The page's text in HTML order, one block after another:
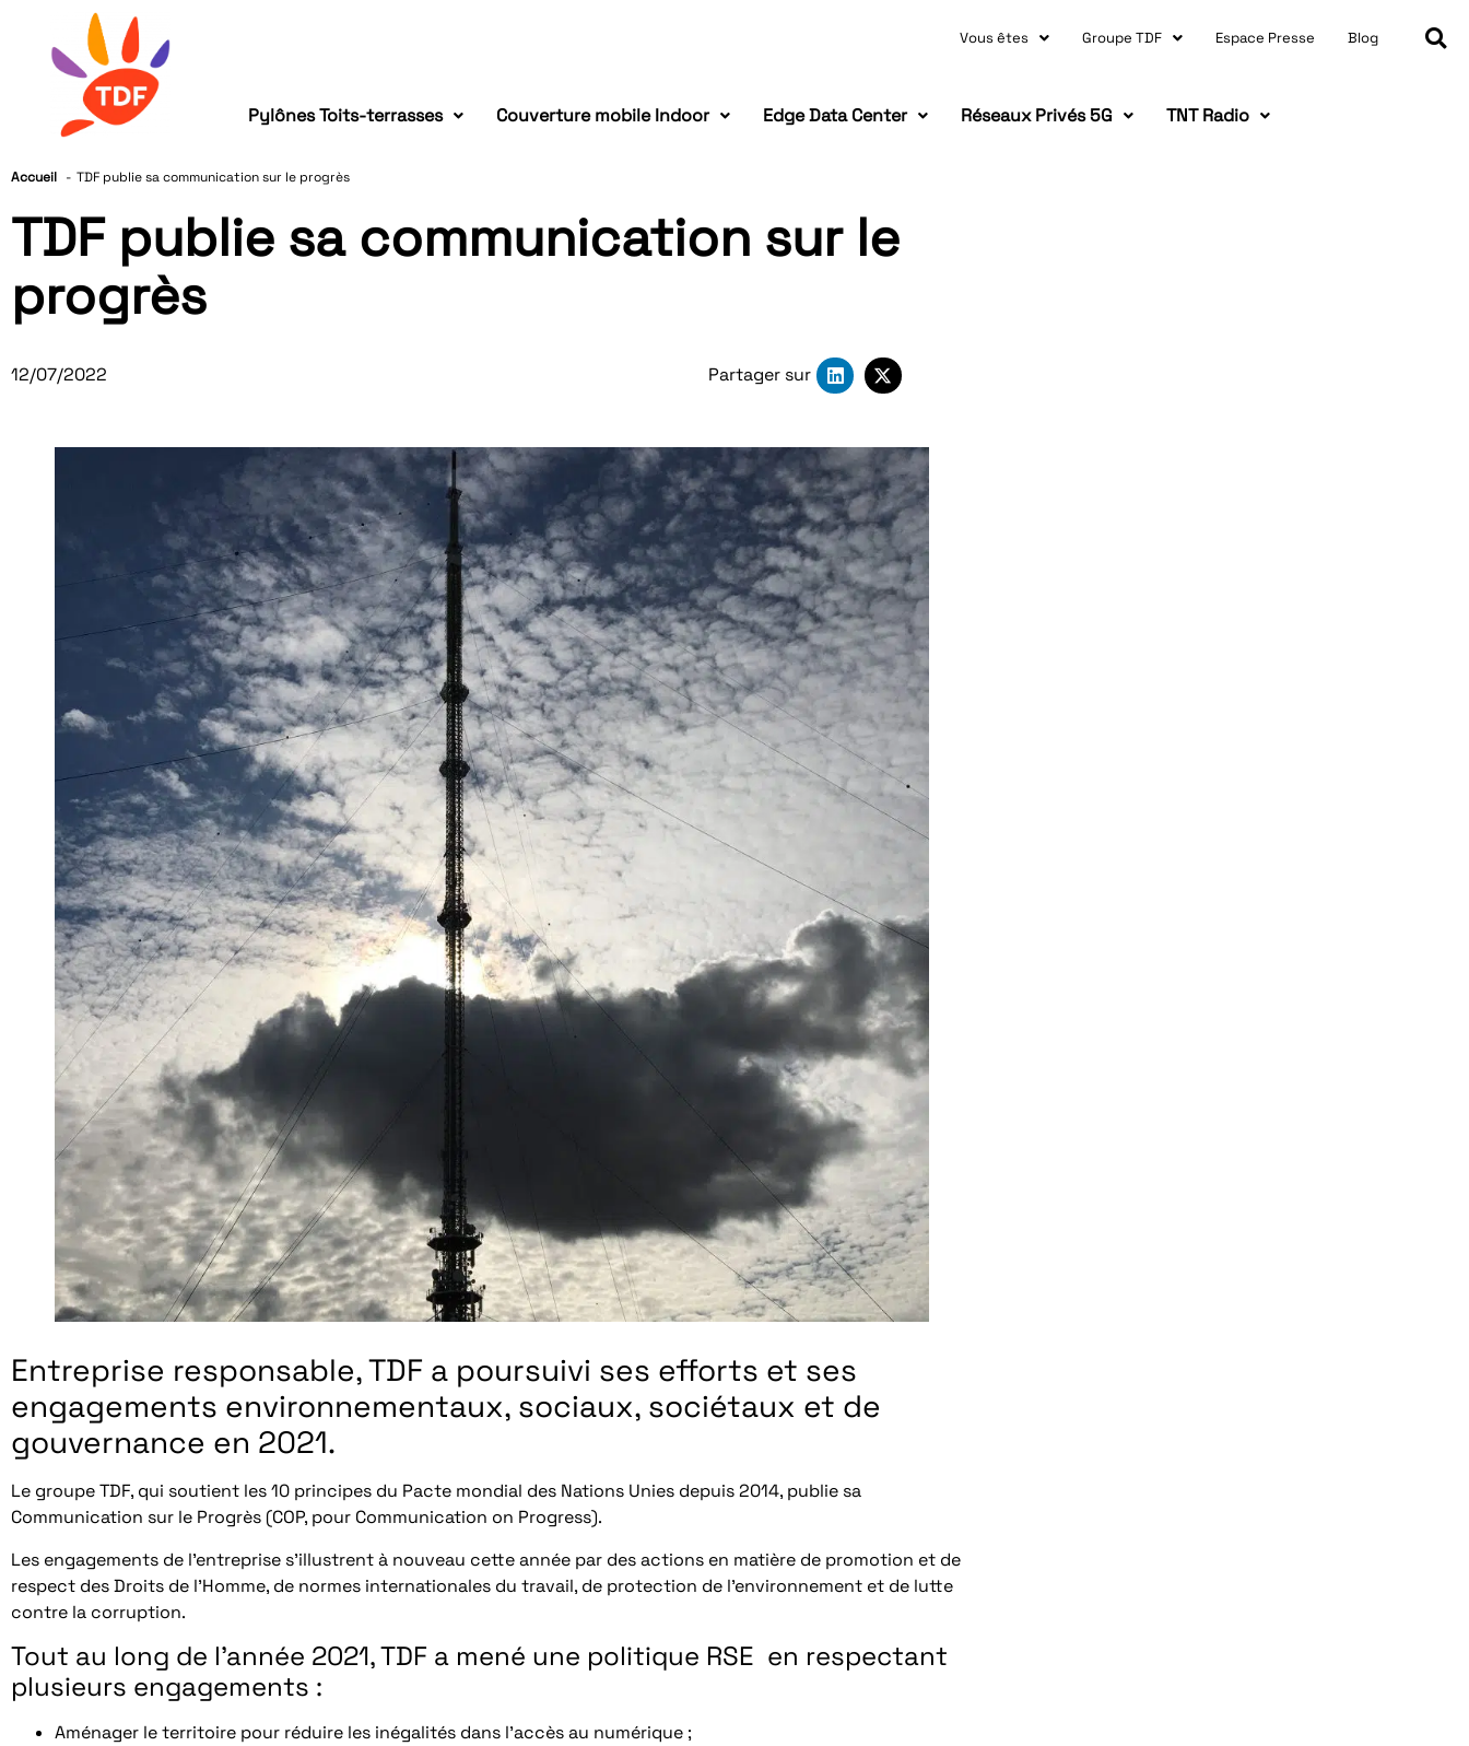
Vous êtes Groupe TDF Espace Presse Blog
Pylônes Toits-terrasses Couverture mobile Indoor Edge Data Center Réseaux Privés 5G TNT Radio
Accueil TDF publie sa communication sur le progrès
TDF publie sa communication sur le
progrès
12/07/2022 Partager sur
Entreprise responsable, TDF a poursuivi ses efforts et ses
engagements environnementaux, sociaux, sociétaux et de
gouvernance en 2021.
Le groupe TDF, qui soutient les 10 principes du Pacte mondial des Nations Unies depuis 2014, publie sa
Communication sur le Progrès (COP, pour Communication on Progress).
Les engagements de l’entreprise s’illustrent à nouveau cette année par des actions en matière de promotion et de
respect des Droits de l’Homme, de normes internationales du travail, de protection de l’environnement et de lutte
contre la corruption.
Tout au long de l’année 2021, TDF a mené une politique RSE en respectant
plusieurs engagements :
Aménager le territoire pour réduire les inégalités dans l’accès au numérique ;